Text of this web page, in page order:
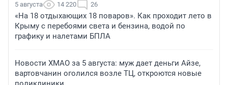
5 августа 14 220 26
«На 18 отдыхающих 18 поваров». Как проходит лето в
Крыму с перебоями света и бензина, водой по
графику и налетами БПЛА
Новости ХМАО за 5 августа: муж дает деньги Айзе,
вартовчанин оголился возле ТЦ, откроются новые